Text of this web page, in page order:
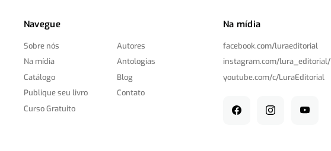
Navegue
Sobre nós
Na mídia
Catálogo
Publique seu livro
Curso Gratuito
Autores
Antologias
Blog
Contato
Na mídia
facebook.com/luraeditorial
instagram.com/lura_editorial/
youtube.com/c/LuraEditorial